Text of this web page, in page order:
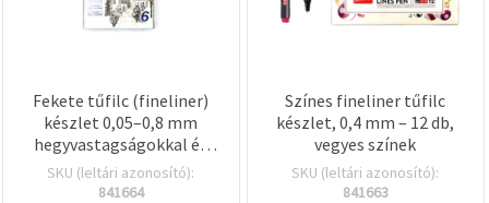
Fekete tűfilc (fineliner)
készlet 0,05–0,8 mm
hegyvastagságokkal és
BR ecsetheggyel – 6 db
SKU (leltári azonosító):
841664
Színes fineliner tűfilc
készlet, 0,4 mm – 12 db,
vegyes színek
SKU (leltári azonosító):
841663